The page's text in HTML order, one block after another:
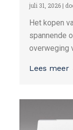
juli 31, 2026 |
Het kopen
spannende
overweging
Lees meer